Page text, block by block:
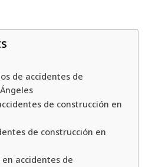
de accidentes de
de construcción en
de construcción en
accidentes de